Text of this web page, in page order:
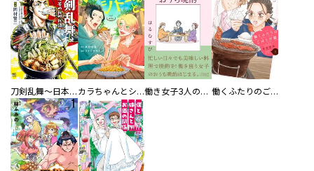
刀剣乱舞～日本号つれづれ酒～ カラちゃんとシトーさんと、 【分冊版】 働き女子3人のおうち晩酌 働くふたりのごほうび飯